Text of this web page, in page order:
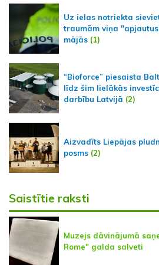
Uz ielas notriekta
traumām viņa
mājās (1)
“Bioforce” piesaista
līdz šim lielākās
darbību Latvijā (2)
Aizvadīts Liepājas
posms (2)
Saistītie raksti
Muzejs dāvinājumā
Rome" galda salveti